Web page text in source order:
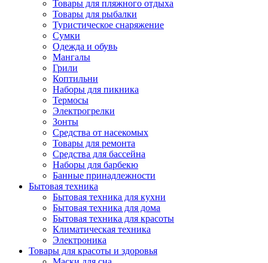
Товары для пляжного отдыха
Товары для рыбалки
Туристическое снаряжение
Сумки
Одежда и обувь
Мангалы
Грили
Коптильни
Наборы для пикника
Термосы
Электрогрелки
Зонты
Средства от насекомых
Товары для ремонта
Средства для бассейна
Наборы для барбекю
Банные принадлежности
Бытовая техника
Бытовая техника для кухни
Бытовая техника для дома
Бытовая техника для красоты
Климатическая техника
Электроника
Товары для красоты и здоровья